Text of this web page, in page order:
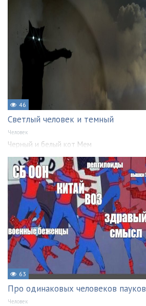
46
Светлый человек и темный
Человек
Черный и белый кот Мем
63
Про одинаковых человеков пауков
Человек